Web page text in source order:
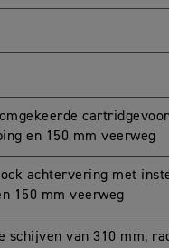
en 150 mm veerweg
achtervering met
150 mm veerweg
schijven van 310 mm,